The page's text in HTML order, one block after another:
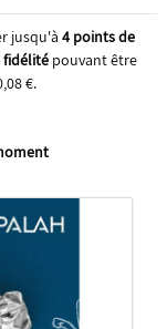
jusqu'à 4points de
pouvant être
€.